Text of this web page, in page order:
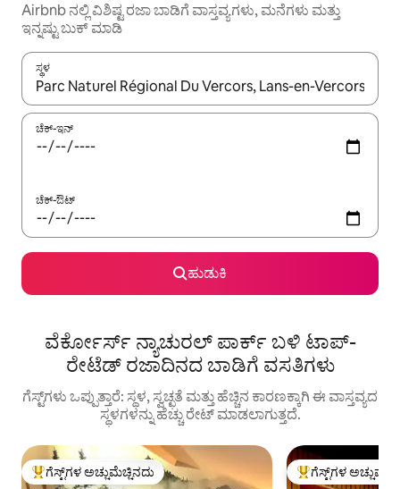
Airbnb ನಲ್ಲಿ ವಿಶಿಷ್ಟ ರಜಾ ಬಾಡಿಗೆ ವಾಸ್ತವ್ಯಗಳು, ಮನೆಗಳು ಮತ್ತು
ಇನ್ನಷ್ಟು ಬುಕ್ ಮಾಡಿ
ಸ್ಥಳ
ಫಲಿತಾಂಶಗಳು ಲಭ್ಯವಿರುವಾಗ, ಅಪ್ ಮತ್ತು ಡೌನ್ ಬಾಣದ ಕೀಲಿಗಳೊಂದಿಗೆ
ಚೆಕ್-ಇನ್
ಚೆಕ್-ಔಟ್
ಹುಡುಕಿ
ವೆರ್ಕೋರ್ಸ್ ನ್ಯಾಚುರಲ್ ಪಾರ್ಕ್ ಬಳಿ ಟಾಪ್-
ರೇಟೆಡ್ ರಜಾದಿನದ ಬಾಡಿಗೆ ವಸತಿಗಳು
ಗೆಸ್ಟ್‌ಗಳು ಒಪ್ಪುತ್ತಾರೆ: ಸ್ಥಳ, ಸ್ವಚ್ಛತೆ ಮತ್ತು ಹೆಚ್ಚಿನ ಕಾರಣಕ್ಕಾಗಿ ಈ ವಾಸ್ತವ್ಯದ
ಸ್ಥಳಗಳನ್ನು ಹೆಚ್ಚು ರೇಟ್ ಮಾಡಲಾಗುತ್ತದೆ.
ಗೆಸ್ಟ್‌ಗಳಿಗೆ ಅತಿ ಹೆಚ್ಚು ಅಚ್ಚುಮೆಚ್ಚಿನದು
ಗೆಸ್ಟ್‌ಗಳ ಅಚ್ಚುಮೆಚ್ಚಿನದು ಗೆಸ್ಟ್‌ಗಳಿಗೆ ಅತಿ ಹೆಚ್ಚು
ಗೆಸ್ಟ್‌ಗಳ